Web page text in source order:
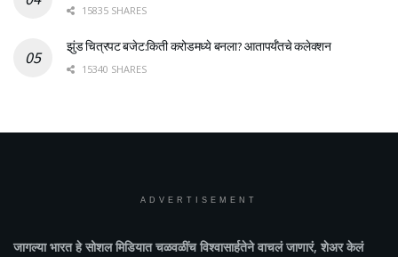
15835 SHARES
झुंड चित्रपट बजेट:किती करोडमध्ये बनला? आतापर्यँतचे कलेक्शन
15340 SHARES
ADVERTISEMENT
जागल्या भारतहे सोशल मिडियात चळवळींच विश्वासार्हतेने वाचलं जाणारं, शेअर केलं